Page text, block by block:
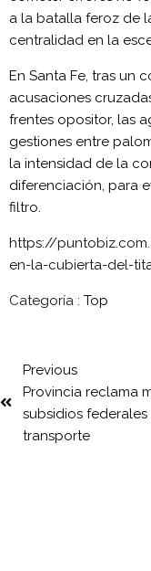
a la batalla feroz de
centralidad en la
En Santa Fe, tras un
acusaciones
frentes opositor, las
gestiones entre
la intensidad de la
diferenciación, para
filtro.
https://
en-la-cubierta-del-
Categoría : Top
Previous
Provincia reclama
subsidios
transporte